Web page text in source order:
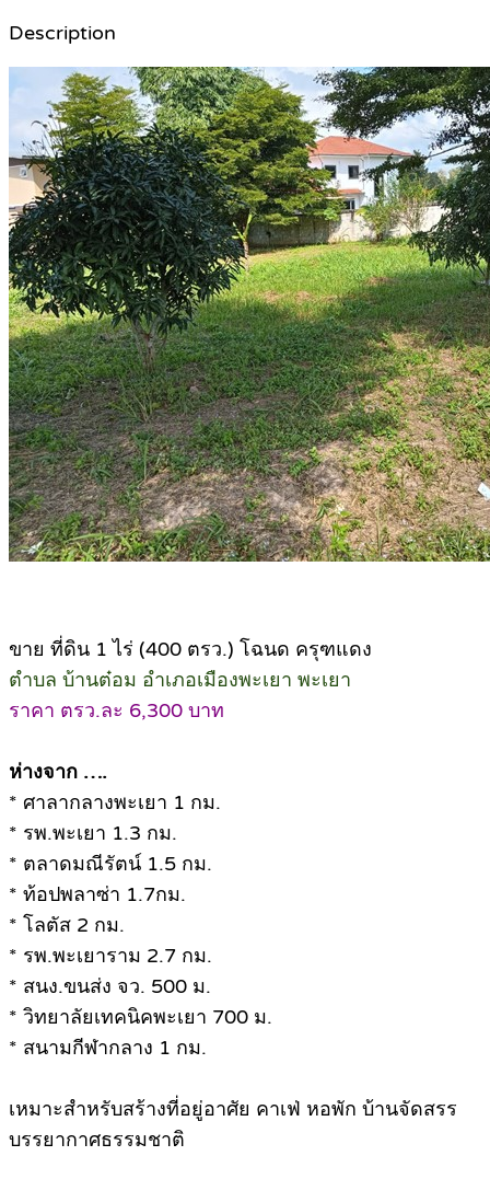
Description
ขาย ที่ดิน 1 ไร่ (400 ตรว.) โฉนด ครุฑแดง
ตำบล บ้านต๋อม อำเภอเมืองพะเยา พะเยา
ราคา ตรว.ละ 6,300 บาท
ห่างจาก ….
* ศาลากลางพะเยา 1 กม.
* รพ.พะเยา 1.3 กม.
* ตลาดมณีรัตน์ 1.5 กม.
* ท้อปพลาซ่า 1.7กม.
* โลตัส 2 กม.
* รพ.พะเยาราม 2.7 กม.
* สนง.ขนส่ง จว. 500 ม.
* วิทยาลัยเทคนิคพะเยา 700 ม.
* สนามกีฬากลาง 1 กม.
เหมาะสำหรับสร้างที่อยู่อาศัย คาเฟ่ หอพัก บ้านจัดสรร
บรรยากาศธรรมชาติ